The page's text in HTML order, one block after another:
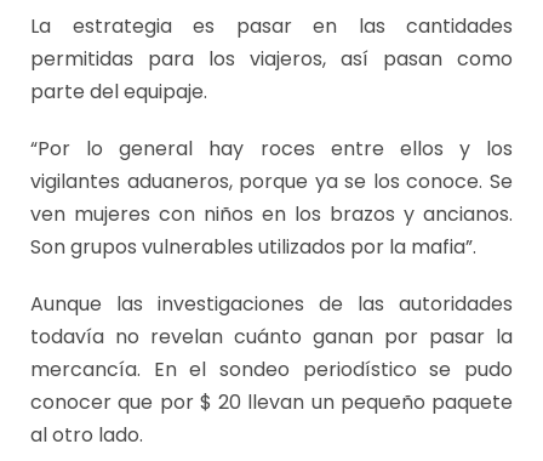
La estrategia es pasar en las cantidades
permitidas para los viajeros, así pasan como
parte del equipaje.
“Por lo general hay roces entre ellos y los
vigilantes aduaneros, porque ya se los conoce. Se
ven mujeres con niños en los brazos y ancianos.
Son grupos vulnerables utilizados por la mafia”.
Aunque las investigaciones de las autoridades
todavía no revelan cuánto ganan por pasar la
mercancía. En el sondeo periodístico se pudo
conocer que por $ 20 llevan un pequeño paquete
al otro lado.